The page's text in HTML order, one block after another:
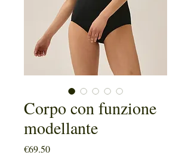
Corpo con funzione
modellante
€69.50Price